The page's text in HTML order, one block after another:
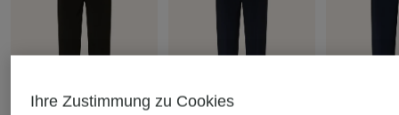
Ihre Zustimmung zu Cookies